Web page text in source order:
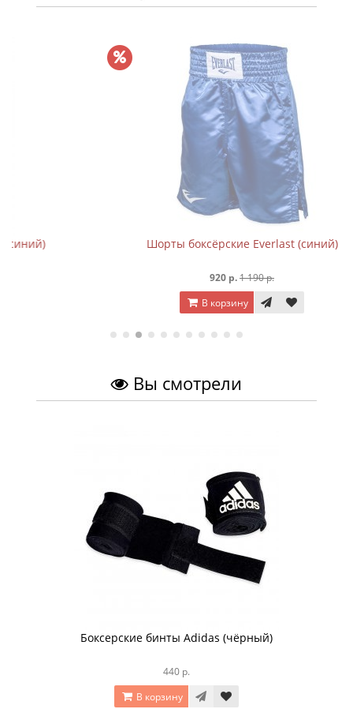
Шорты боксёрские Everlast (синий)
1 190 р.
Вы смотрели
Боксерские бинты Adidas (чёрный)
440 р.
В корзину